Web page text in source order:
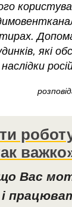
які
Вас